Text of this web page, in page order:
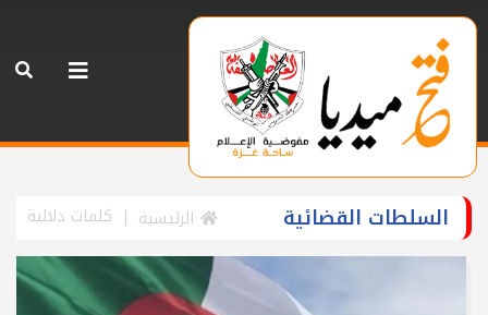
السلطات القضائية الرئيسية كلمات دلالية